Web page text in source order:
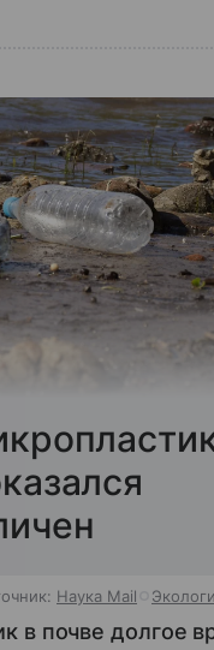
Наука Mail
в почве долгое